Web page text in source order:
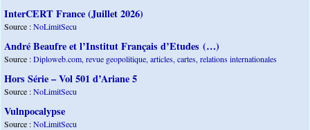
InterCERT France (Juillet 2026)
Source :NoLimitSecu
André Beaufre et l’Institut Français d’Etudes (…)
Source :Diploweb.com, revue geopolitique, articles, cartes, relations internationales
Hors Série – Vol 501 d’Ariane 5
Source :NoLimitSecu
Vulnpocalypse
Source :NoLimitSecu